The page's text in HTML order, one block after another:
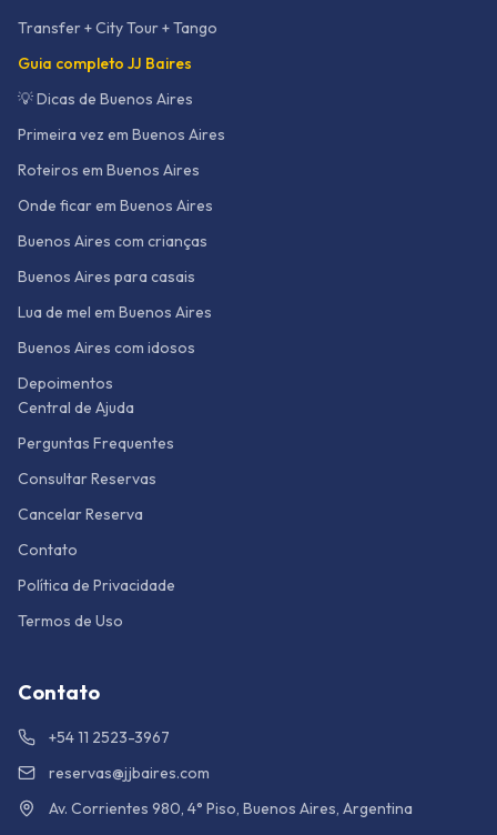
Transfer + City Tour + Tango
Guia completo JJ Baires
💡 Dicas de Buenos Aires
Primeira vez em Buenos Aires
Roteiros em Buenos Aires
Onde ficar em Buenos Aires
Buenos Aires com crianças
Buenos Aires para casais
Lua de mel em Buenos Aires
Buenos Aires com idosos
Depoimentos
Central de Ajuda
Perguntas Frequentes
Consultar Reservas
Cancelar Reserva
Contato
Política de Privacidade
Termos de Uso
Contato
+54 11 2523-3967
reservas@jjbaires.com
Av. Corrientes 980, 4° Piso, Buenos Aires, Argentina